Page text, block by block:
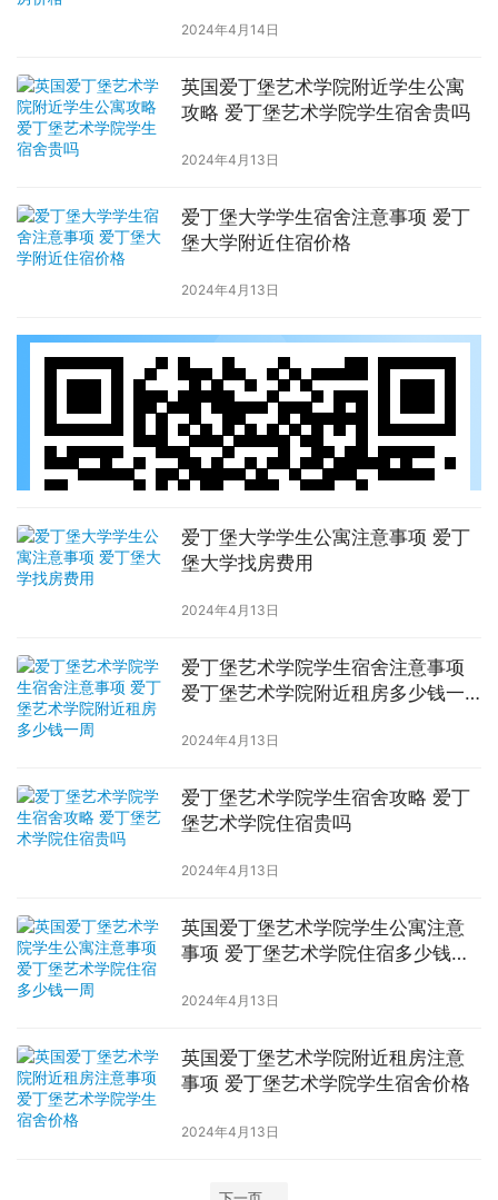
2024年4月14日
英国爱丁堡艺术学院附近学生公寓
攻略 爱丁堡艺术学院学生宿舍贵吗
2024年4月13日
爱丁堡大学学生宿舍注意事项 爱丁
堡大学附近住宿价格
2024年4月13日
爱丁堡大学学生公寓注意事项 爱丁
堡大学找房费用
2024年4月13日
爱丁堡艺术学院学生宿舍注意事项
爱丁堡艺术学院附近租房多少钱一
2024年4月13日
爱丁堡艺术学院学生宿舍攻略 爱丁
堡艺术学院住宿贵吗
2024年4月13日
英国爱丁堡艺术学院学生公寓注意
事项 爱丁堡艺术学院住宿多少钱一
2024年4月13日
英国爱丁堡艺术学院附近租房注意
事项 爱丁堡艺术学院学生宿舍价格
2024年4月13日